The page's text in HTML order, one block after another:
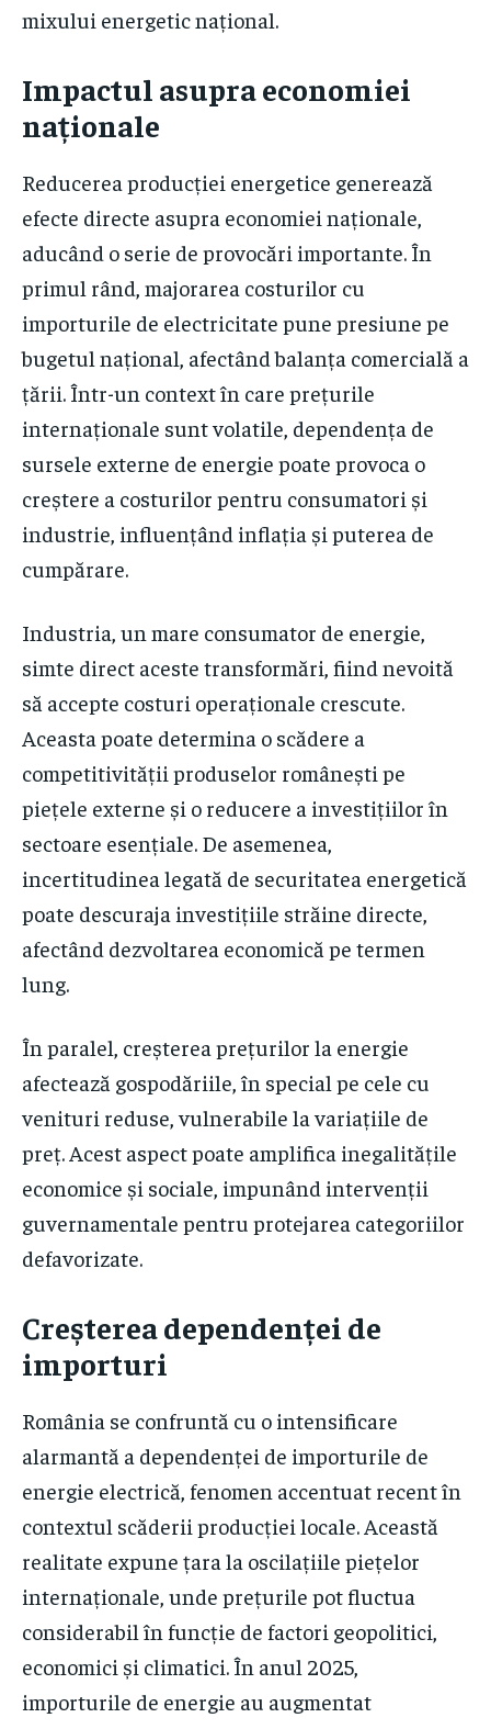
mixului energetic național.
Impactul asupra economiei
naționale
Reducerea producției energetice generează
efecte directe asupra economiei naționale,
aducând o serie de provocări importante. În
primul rând, majorarea costurilor cu
importurile de electricitate pune presiune pe
bugetul național, afectând balanța comercială a
țării. Într-un context în care prețurile
internaționale sunt volatile, dependența de
sursele externe de energie poate provoca o
creștere a costurilor pentru consumatori și
industrie, influențând inflația și puterea de
cumpărare.
Industria, un mare consumator de energie,
simte direct aceste transformări, fiind nevoită
să accepte costuri operaționale crescute.
Aceasta poate determina o scădere a
competitivității produselor românești pe
piețele externe și o reducere a investițiilor în
sectoare esențiale. De asemenea,
incertitudinea legată de securitatea energetică
poate descuraja investițiile străine directe,
afectând dezvoltarea economică pe termen
lung.
În paralel, creșterea prețurilor la energie
afectează gospodăriile, în special pe cele cu
venituri reduse, vulnerabile la variațiile de
preț. Acest aspect poate amplifica inegalitățile
economice și sociale, impunând intervenții
guvernamentale pentru protejarea categoriilor
defavorizate.
Creșterea dependenței de
importuri
România se confruntă cu o intensificare
alarmantă a dependenței de importurile de
energie electrică, fenomen accentuat recent în
contextul scăderii producției locale. Această
realitate expune țara la oscilațiile piețelor
internaționale, unde prețurile pot fluctua
considerabil în funcție de factori geopolitici,
economici și climatici. În anul 2025,
importurile de energie au augmentat